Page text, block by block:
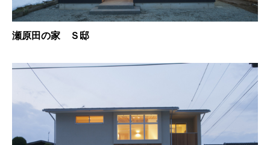
瀬原田の家 Ｓ邸